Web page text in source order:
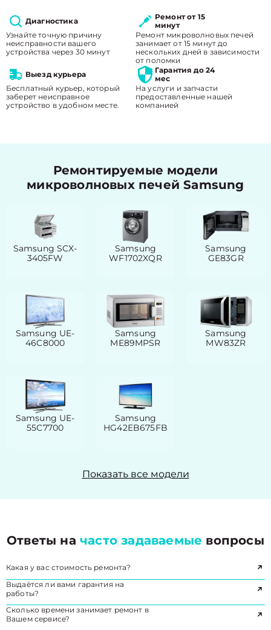
Диагностика
Узнайте точную причину
неисправности вашего
устройства через 30 минут
Ремонт от 15
минут
Ремонт микроволновых печей
занимает от 15 минут до
нескольких дней в зависимости
от поломки
Выезд курьера
Бесплатный курьер, который
заберет неисправное
устройство в удобном месте.
Гарантия до 24
мес
На услуги и запчасти
предоставленные нашей
компанией
Ремонтируемые модели
микроволновых печей Samsung
Samsung SCX-
3405FW
Samsung
WF1702XQR
Samsung
GE83GR
Samsung UE-
46C8000
Samsung
ME89MPSR
Samsung
MW83ZR
Samsung UE-
55C7700
Samsung
HG42EB675FB
Показать все модели
Ответы начасто задаваемые вопросы
Какая у вас стоимость ремонта?
Выдаётся ли вами гарантия на
работы?
Сколько времени занимает ремонт в
Вашем сервисе?